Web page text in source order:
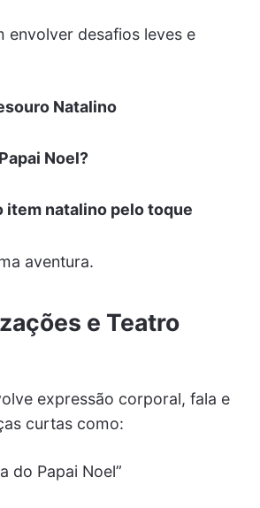
envolver desafios leves e
Natalino
Noel?
item natalino pelo toque
aventura.
e Teatro
expressão corporal, fala e
curtas como:
do Papai Noel”